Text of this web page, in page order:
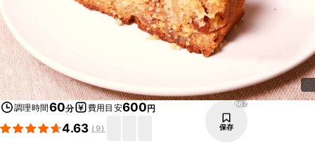
調理時間60分 費用目安600円
4.63 (9)
667
保存